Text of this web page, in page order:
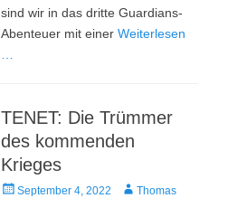
sind wir in das dritte Guardians-
Abenteuer mit einerWeiterlesen
TENET: Die Trümmer
des kommenden
Krieges
Veröffentlicht
September 4, 2022 AutorThomas